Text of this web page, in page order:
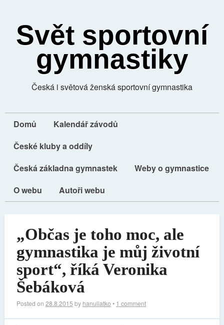
Svět sportovní
gymnastiky
Česká i světová ženská sportovní gymnastika
Domů
Kalendář závodů
České kluby a oddíly
Česká základna gymnastek
Weby o gymnastice
O webu
Autoři webu
„Občas je toho moc, ale
gymnastika je můj životní
sport“, říká Veronika
Šebáková
Posted on 28.8.2015 by hanuliatko • 1 comment